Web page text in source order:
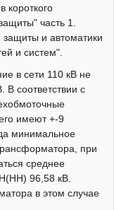
короткого
часть 1.
и автоматики
и систем".
в сети 110 кВ не
соответствии с
имеют +-9
минимальное
при
среднее
96,58 кВ.
в этом случае